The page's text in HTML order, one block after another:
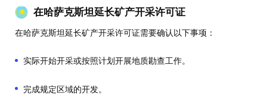
在哈萨克斯坦延长矿产开采许可证
在哈萨克斯坦延长矿产开采许可证需要确认以下事项：
实际开始开采或按照计划开展地质勘查工作。
完成规定区域的开发。